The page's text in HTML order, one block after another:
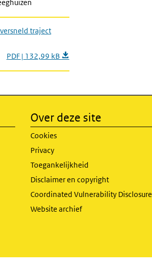
traject
PDF | 132,99 kB
Over deze site
Cookies
Privacy
Toegankelijkheid
Disclaimer en copyright
Coordinated Vulnerability Disclosure
Website archief